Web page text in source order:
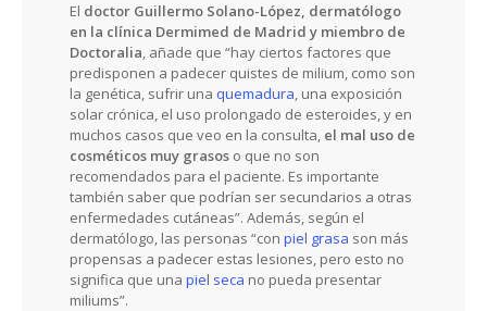
El doctor Guillermo Solano-López, dermatólogo
en la clínica Dermimed de Madrid y miembro de
Doctoralia, añade que “hay ciertos factores que
predisponen a padecer quistes de milium, como son
la genética, sufrir una quemadura, una exposición
solar crónica, el uso prolongado de esteroides, y en
muchos casos que veo en la consulta, el mal uso de
cosméticos muy grasos o que no son
recomendados para el paciente. Es importante
también saber que podrían ser secundarios a otras
enfermedades cutáneas”. Además, según el
dermatólogo, las personas “conpiel grasa son más
propensas a padecer estas lesiones, pero esto no
significa que unapiel seca no pueda presentar
miliums”.